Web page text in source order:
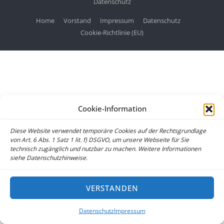
Cookie-Information
Diese Website verwendet temporäre Cookies auf der Rechtsgrundlage
von Art. 6 Abs. 1 Satz 1 lit. f) DSGVO, um unsere Webseite für Sie
technisch zugänglich und nutzbar zu machen. Weitere Informationen
siehe Datenschutzhinweise.
VERSTANDEN
DatenschutzImpressum
Home Vorstand Impressum
Datenschutz
Cookie-Richtlinie (EU)